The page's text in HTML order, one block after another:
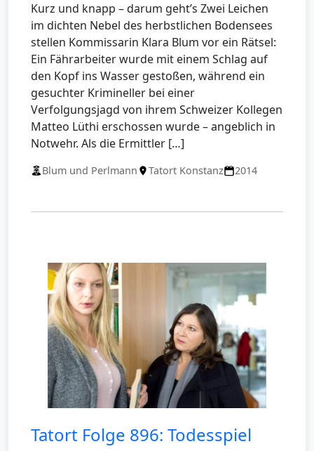
Kurz und knapp – darum geht’s Zwei Leichen
im dichten Nebel des herbstlichen Bodensees
stellen Kommissarin Klara Blum vor ein Rätsel:
Ein Fährarbeiter wurde mit einem Schlag auf
den Kopf ins Wasser gestoßen, während ein
gesuchter Krimineller bei einer
Verfolgungsjagd von ihrem Schweizer Kollegen
Matteo Lüthi erschossen wurde – angeblich in
Notwehr. Als die Ermittler […]
Blum und Perlmann Tatort Konstanz 2014
Tatort Folge 896: Todesspiel